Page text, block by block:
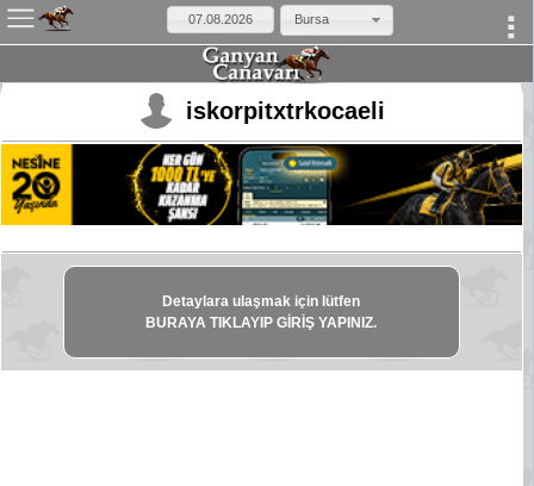
Bursa
iskorpitxtrkocaeli
Detaylara ulaşmak için lütfen
BURAYA TIKLAYIP GİRİŞ YAPINIZ.
×